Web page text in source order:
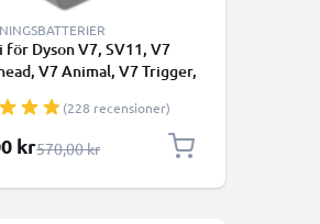
Dyson V7, SV11, V7
V7 Animal, V7 Trigger,
- Batteri med skruvar
(228 recensioner)
krOrdinarie pris
570,00 kr